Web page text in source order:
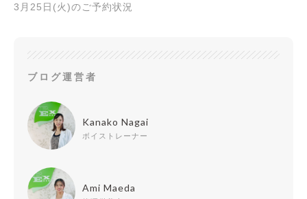
3月25日(火)のご予約状況
ブログ運営者
Kanako Nagai
ボイストレーナー
Ami Maeda